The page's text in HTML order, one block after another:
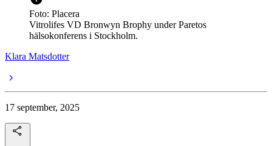
Foto: Placera
Vitrolifes VD Bronwyn Brophy under Paretos
hälsokonferens i Stockholm.
Klara Matsdotter
17 september, 2025